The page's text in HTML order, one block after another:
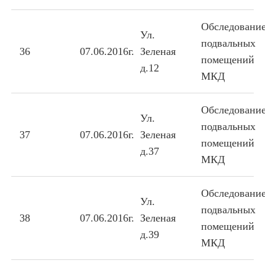
36 07.06.2016г.
Ул.
Зеленая
д.12
подвальных
помещений
МКД
37 07.06.2016г.
Ул.
Зеленая
д.37
подвальных
помещений
МКД
38 07.06.2016г.
Ул.
Зеленая
д.39
подвальных
помещений
МКД